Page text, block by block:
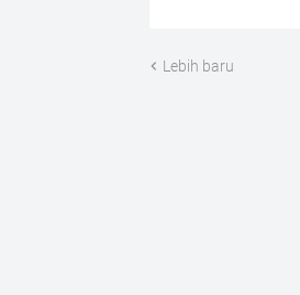
Lebih baru